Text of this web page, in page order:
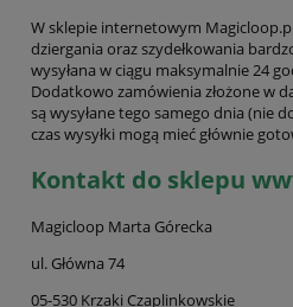
W sklepie internetowym
dziergania oraz szydełkowania
wysyłana w ciągu maksymalnie 24
Dodatkowo zamówienia złożone w
są wysyłane tego samego dnia (nie
czas wysyłki mogą mieć głównie
Kontakt do sklepu
Magicloop Marta Górecka
ul. Główna 74
05-530 Krzaki Czaplinkowskie